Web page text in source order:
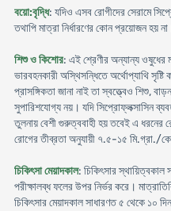
বয়ো:বৃদ্ধি: যদিও এসব রোগীদের সেরামে
তথাপি মাত্রা নির্ধারণের কোন প্রয়োজন হয়
শিশু ও কিশোর: এই শ্রেণীর অন্যান্য ওষুধের
ভারবহনকারী অস্থিসন্ধিতে অর্থোপ্যাথি
প্রাসঙ্গিকতা জানা নাই তা স্বত্ত্বেও শিশু,
সুপারিশযোগ্য নয়। যদি সিপ্রোফ্লক্সাসিন
তুলনায় বেশী গুরুত্ববাহী হয় তবেই এ ধরনের
রোগের তীব্রতা অনুযায়ী ৭.৫-১৫ মি.গ্রা./
চিকিৎসা মেয়াদকাল: চিকিৎসার স্থায়িত্বকাল
পরীক্ষালব্ধ ফলের উপর নির্ভর করে।
চিকিৎসার মেয়াদকাল সাধারণত ৫ থেকে ১০